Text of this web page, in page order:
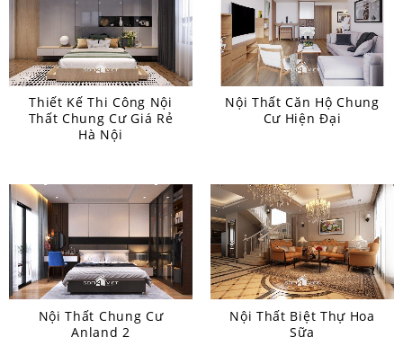
Thiết Kế Thi Công Nội
Thất Chung Cư Giá Rẻ
Hà Nội
Nội Thất Căn Hộ Chung
Cư Hiện Đại
Nội Thất Chung Cư
Anland 2
Nội Thất Biệt Thự Hoa
Sữa